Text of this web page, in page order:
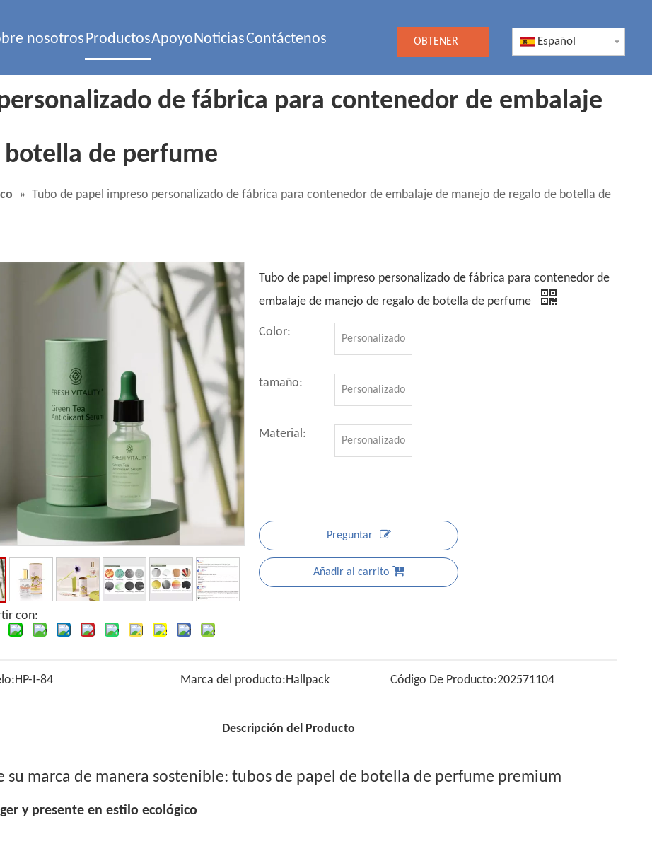
nosotrosProductosApoyoNoticiasContáctenos OBTENER
COTIZACIÓN
Español
de fábrica para contenedor de embalaje
de perfume
» Tubo de papel impreso personalizado de fábrica para contenedor de embalaje de manejo de regalo de botella de
con:
Tubo de papel impreso personalizado de fábrica para contenedor de
embalaje de manejo de regalo de botella de perfume
Color: Personalizado
tamaño: Personalizado
Material: Personalizado
Preguntar
Añadir al carrito
HP-I-84 Marca del producto:Hallpack Código De Producto:202571104
Descripción del Producto
su marca de manera sostenible: tubos de papel de botella de perfume premium
y presente en estilo ecológico